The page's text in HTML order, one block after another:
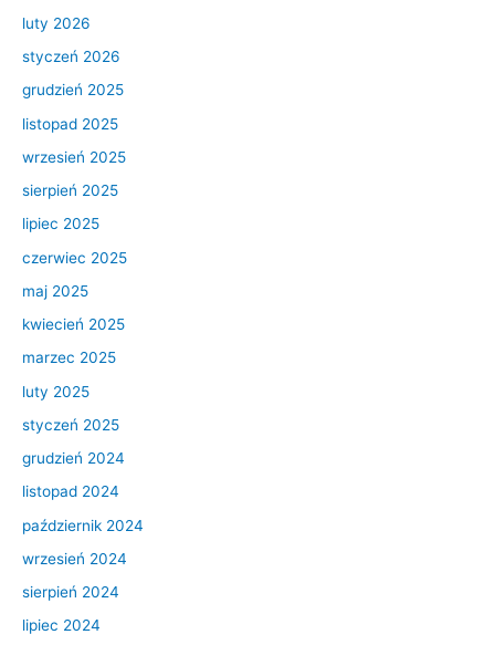
luty 2026
styczeń 2026
grudzień 2025
listopad 2025
wrzesień 2025
sierpień 2025
lipiec 2025
czerwiec 2025
maj 2025
kwiecień 2025
marzec 2025
luty 2025
styczeń 2025
grudzień 2024
listopad 2024
październik 2024
wrzesień 2024
sierpień 2024
lipiec 2024